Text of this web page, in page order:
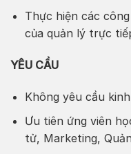
Thực hiện các
của quản lý trực
YÊU CẦU
Không yêu cầu
Ưu tiên ứng viên
tử, Marketing,